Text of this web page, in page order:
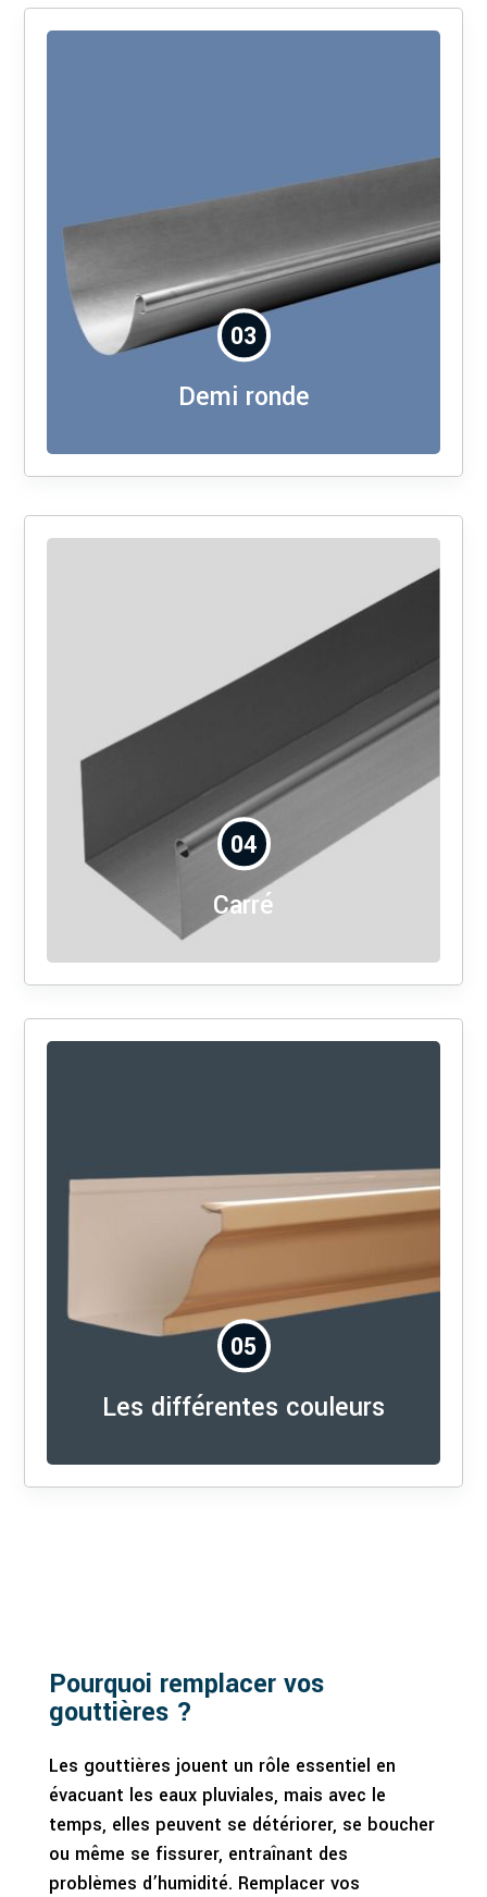
03
Demi ronde
04
Carré
05
Les différentes couleurs
Pourquoi remplacer vos
gouttières ?
Les gouttières jouent un rôle essentiel en
évacuant les eaux pluviales, mais avec le
temps, elles peuvent se détériorer, se boucher
ou même se fissurer, entraînant des
problèmes d’humidité. Remplacer vos